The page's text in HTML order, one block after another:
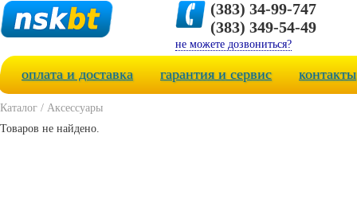
(383) 34-99-747
(383) 349-54-49
не можете дозвониться?
оплата и доставка гарантия и сервис контакты
Каталог / Аксессуары
Товаров не найдено.